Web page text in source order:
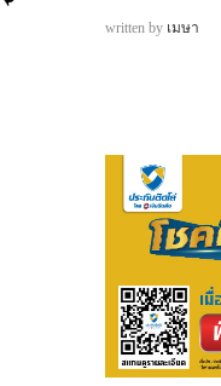
written by เมษา